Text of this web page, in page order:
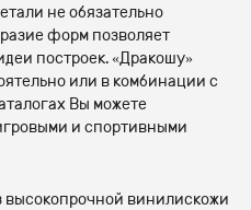
не обязательно
форм позволяет
построек. «Дракошу»
или в комбинации с
Вы можете
и спортивными
высокопрочной винилискожи